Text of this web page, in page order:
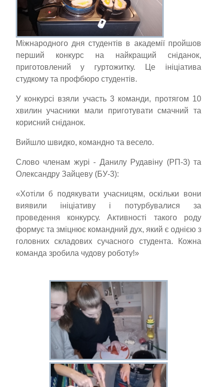
Міжнародного дня студентів в академії пройшов
перший конкурс на найкращий сніданок,
приготовлений у гуртожитку. Це ініціатива
студкому та профбюро студентів.
У конкурсі взяли участь 3 команди, протягом 10
хвилин учасники мали приготувати смачний та
корисний сніданок.
Вийшло швидко, командно та весело.
Слово членам журі - Данилу Рудавіну (РП-3) та
Олександру Зайцеву (БУ-3):
«Хотіли б подякувати учасницям, оскільки вони
виявили ініціативу і потурбувалися за
проведення конкурсу. Активності такого роду
формує та зміцнює командний дух, який є однією з
головних складових сучасного студента. Кожна
команда зробила чудову роботу!»